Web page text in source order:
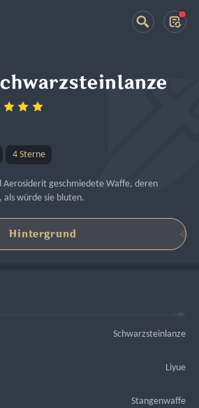
4 Sterne
Aerosiderit geschmiedete Waffe, deren
würde sie bluten.
Hintergrund
Schwarzsteinlanze
Liyue
Stangenwaffe